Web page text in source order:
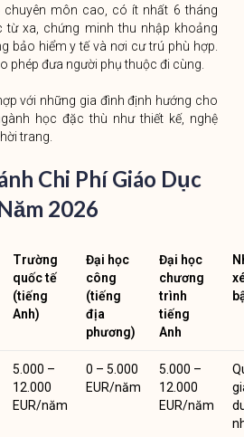
chuyên môn cao, có ít nhất 6 tháng
từ xa, chứng minh thu nhập khoảng
bảo hiểm y tế và nơi cư trú phù hợp.
phép đưa người phụ thuộc đi cùng.
với những gia đình định hướng cho
học đặc thù như thiết kế, nghệ
trang.
Chi Phí Giáo Dục
2026
Trường
quốc tế
(tiếng
Anh)
Đại học
công
(tiếng
địa
phương)
Đại học
chương
trình
tiếng
Anh
5.000 –
12.000
EUR/năm
0 – 5.000
EUR/năm
5.000 –
12.000
EUR/năm